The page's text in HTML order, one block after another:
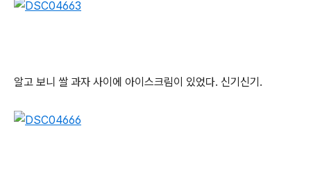
알고 보니 쌀 과자 사이에 아이스크림이 있었다. 신기신기.